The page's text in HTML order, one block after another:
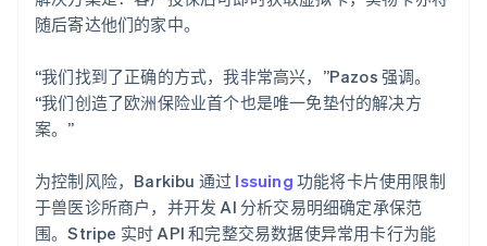
随后寄达他们的家中。
“我们找到了正确的方式，我非常高兴，”Pazos 强调。
“我们创造了欧洲保险业首个也是唯一免垫付的解决方
案。”
为控制风险，Barkibu 通过 Issuing 功能将卡片使用限制
于兽医诊所商户，并开发 AI 分析交易明细确定承保范
围。Stripe 实时 API 和完整交易数据使异常用卡行为能